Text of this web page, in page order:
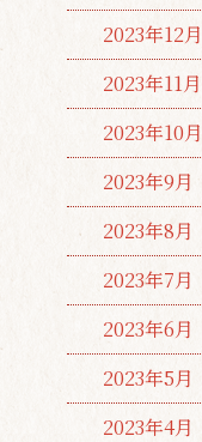
2023年12月
2023年11月
2023年10月
2023年9月
2023年8月
2023年7月
2023年6月
2023年5月
2023年4月